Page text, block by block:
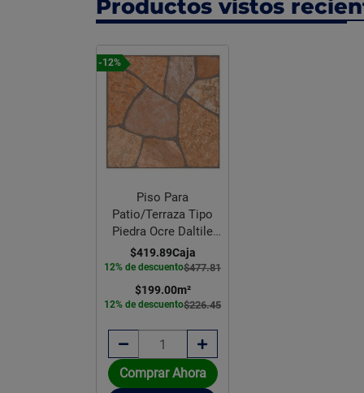
Productos vistos
-12%
Piso Para
Patio/Terraza Tipo
Piedra Ocre Daltile
37x37 cm
$477.81
$419.89Caja
12% de descuento
$226.45
$199.00m²
12% de descuento
Comprar Ahora